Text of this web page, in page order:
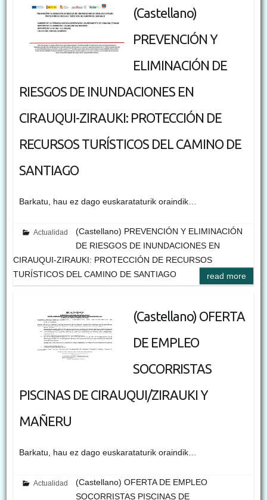
(Castellano)
PREVENCIÓN Y
ELIMINACIÓN DE
RIESGOS DE INUNDACIONES EN
CIRAUQUI-ZIRAUKI: PROTECCIÓN DE
RECURSOS TURÍSTICOS DEL CAMINO DE
SANTIAGO
Barkatu, hau ez dago euskarataturik oraindik…
Actualidad
(Castellano) PREVENCIÓN Y ELIMINACIÓN
DE RIESGOS DE INUNDACIONES EN
CIRAUQUI-ZIRAUKI: PROTECCIÓN DE RECURSOS
TURÍSTICOS DEL CAMINO DE SANTIAGO
read more
(Castellano) OFERTA
DE EMPLEO
SOCORRISTAS
PISCINAS DE CIRAUQUI/ZIRAUKI Y
MAÑERU
Barkatu, hau ez dago euskarataturik oraindik…
Actualidad
(Castellano) OFERTA DE EMPLEO
SOCORRISTAS PISCINAS DE